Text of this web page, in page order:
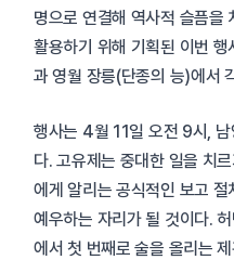
명으로 연결해 역사적 슬픔을
활용하기 위해 기획된 이번
과 영월 장릉(단종의 능)에서
행사는 4월 11일 오전 9시,
다. 고유제는 중대한 일을 치
에게 알리는 공식적인 보고 절
예우하는 자리가 될 것이다.
에서 첫 번째로 술을 올리는